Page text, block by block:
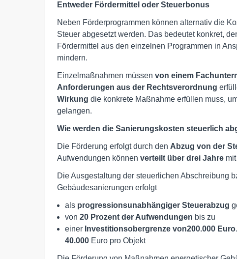
Entweder Fördermittel oder Steuerbonus
Neben Förderprogrammen können alternativ die
Steuer abgesetzt werden. Das bedeutet konkret,
Fördermittel aus den einzelnen Programmen in
mindern.
Einzelmaßnahmen müssen von einem
Anforderungen aus der Rechtsverordnung
Wirkung die konkrete Maßnahme erfüllen muss,
gelangen.
Wie werden die Sanierungskosten steuerlich
Die Förderung erfolgt durch den Abzug von der
Aufwendungen können verteilt über drei Jahre
Die Ausgestaltung der steuerlichen Abschreibung
Gebäudesanierungen erfolgt
als progressionsunabhängiger Steuerabzug
von 20 Prozent der Aufwendungen bis zu
einer Investitionsobergrenze von200.000 Euro
40.000 Euro pro Objekt